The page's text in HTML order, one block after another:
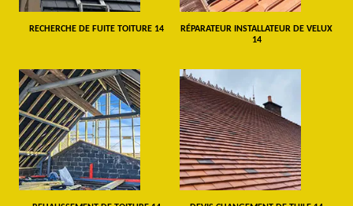
RECHERCHE DE FUITE TOITURE 14
RÉPARATEUR INSTALLATEUR DE VELUX
14